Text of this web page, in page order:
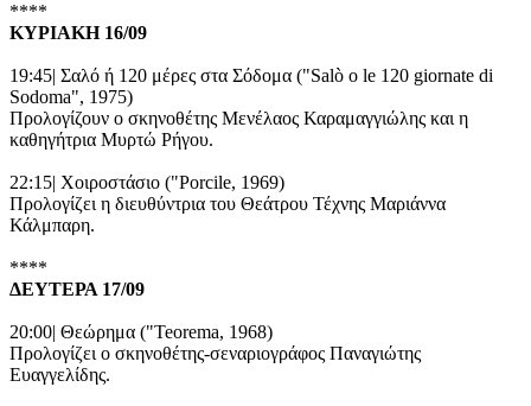
****
ΚΥΡΙΑΚΗ 16/09
19:45| Σαλό ή 120 μέρες στα Σόδομα ("Salò o le 120 giornate di
Sodoma", 1975)
Προλογίζουν ο σκηνοθέτης Μενέλαος Καραμαγγιώλης και η
καθηγήτρια Μυρτώ Ρήγου.
22:15| Xοιροστάσιο ("Porcile, 1969)
Προλογίζει η διευθύντρια του Θεάτρου Τέχνης Μαριάννα
Κάλμπαρη.
****
ΔΕΥΤΕΡΑ 17/09
20:00| Θεώρημα ("Teorema, 1968)
Προλογίζει ο σκηνοθέτης-σεναριογράφος Παναγιώτης
Ευαγγελίδης.